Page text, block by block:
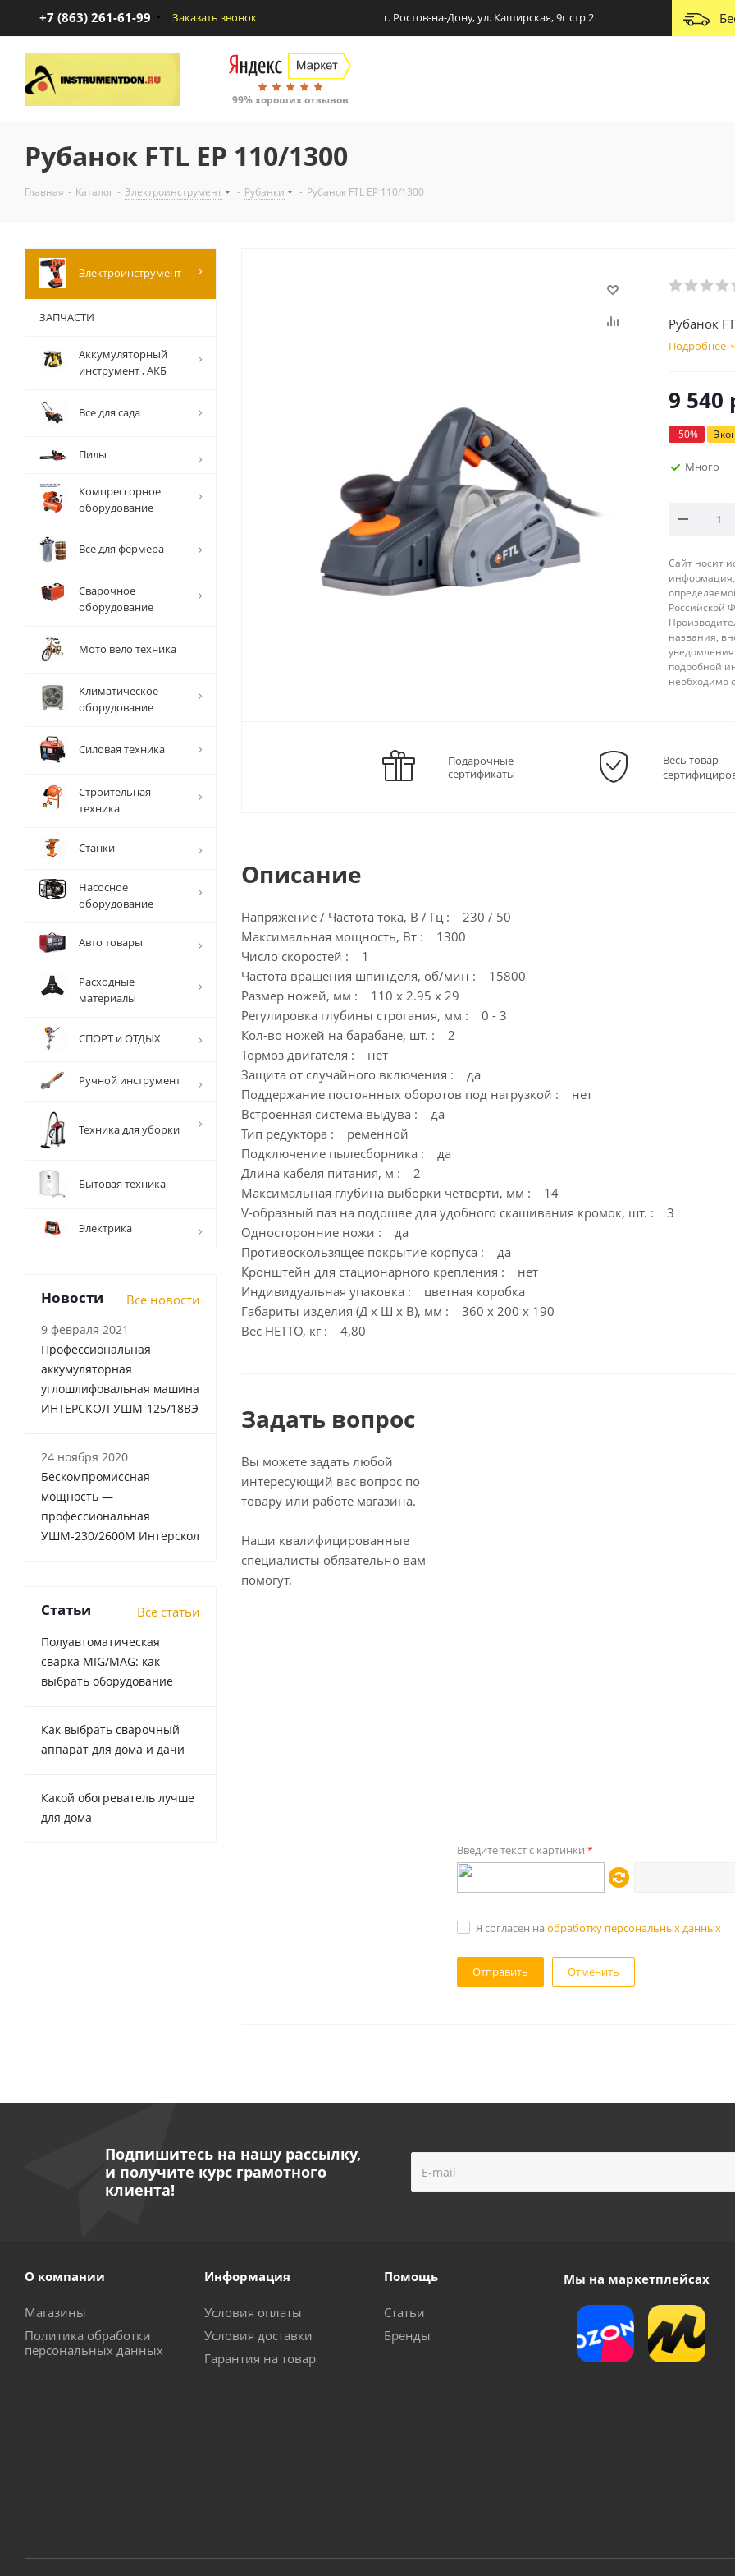
+7 (863) 261-61-99 Заказать звонок г. Ростов-на-Дону, ул. Каширская, 9г стр 2
99% хороших отзывов
Рубанок FTL EP 110/1300
Главная - Каталог - Электроинструмент - Рубанки - Рубанок FTL EP 110/1300
Рубанок
Подробнее
9 540
-50%
Много
Сайт носит
информация,
Российской
названия,
подробной
необходимо
Подарочные
сертификаты
Весь товар
Описание
Напряжение / Частота тока, В / Гц : 230 / 50
Максимальная мощность, Вт : 1300
Число скоростей : 1
Частота вращения шпинделя, об/мин : 15800
Размер ножей, мм : 110 х 2.95 х 29
Регулировка глубины строгания, мм : 0 - 3
Кол-во ножей на барабане, шт. : 2
Тормоз двигателя : нет
Защита от случайного включения : да
Поддержание постоянных оборотов под нагрузкой : нет
Встроенная система выдува : да
Тип редуктора : ременной
Подключение пылесборника : да
Длина кабеля питания, м : 2
Максимальная глубина выборки четверти, мм : 14
V-образный паз на подошве для удобного скашивания кромок, шт. : 3
Односторонние ножи : да
Противоскользящее покрытие корпуса : да
Кронштейн для стационарного крепления : нет
Индивидуальная упаковка : цветная коробка
Габариты изделия (Д х Ш х В), мм : 360 х 200 х 190
Вес НЕТТО, кг : 4,80
Задать вопрос
Вы можете задать любой
интересующий вас вопрос по
товару или работе магазина.
Наши квалифицированные
специалисты обязательно вам
помогут.
Введите текст с картинки *
Я согласен на обработку персональных данных
Отменить
Электроинструмент
ЗАПЧАСТИ
Аккумуляторный
инструмент , АКБ
Все для сада
Пилы
Компрессорное
оборудование
Все для фермера
Сварочное
оборудование
Мото вело техника
Климатическое
оборудование
Силовая техника
Строительная
техника
Станки
Насосное
оборудование
Авто товары
Расходные
материалы
СПОРТ и ОТДЫХ
Ручной инструмент
Техника для уборки
Бытовая техника
Электрика
Новости Все новости
9 февраля 2021
Профессиональная
аккумуляторная
углошлифовальная машина
ИНТЕРСКОЛ УШМ-125/18ВЭ
24 ноября 2020
Бескомпромиссная
мощность —
профессиональная
УШМ-230/2600М Интерскол
Статьи Все статьи
Полуавтоматическая
сварка MIG/MAG: как
выбрать оборудование
Как выбрать сварочный
аппарат для дома и дачи
Какой обогреватель лучше
для дома
Подпишитесь на нашу рассылку,
и получите курс грамотного
клиента!
О компании
Магазины
Политика обработки
персональных данных
Информация
Условия оплаты
Условия доставки
Гарантия на товар
Помощь
Статьи
Бренды
Мы на маркетплейсах